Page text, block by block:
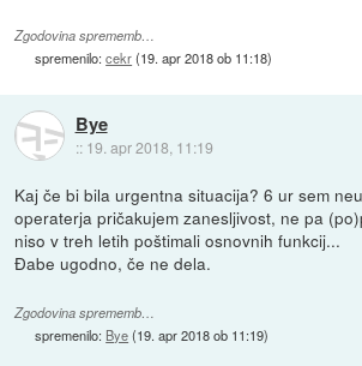
Zgodovina sprememb…
spremenilo:cekr(19. apr 2018 ob 11:18)
Bye
:: 19. apr 2018, 11:19
Kaj če bi bila urgentna situacija? 6 ur sem
operaterja pričakujem zanesljivost, ne pa
niso v treh letih poštimali osnovnih funkcij...
Đabe ugodno, če ne dela.
Zgodovina sprememb…
spremenilo: Bye(19. apr 2018 ob 11:19)